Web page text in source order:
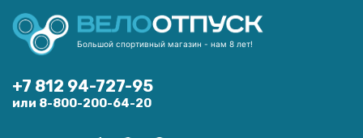
Большой спортивный магазин - нам 8 лет!
+7 812 94-727-95
или 8-800-200-64-20